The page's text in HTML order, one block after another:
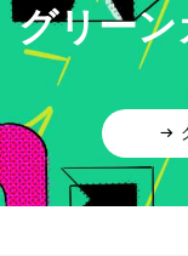
グリー